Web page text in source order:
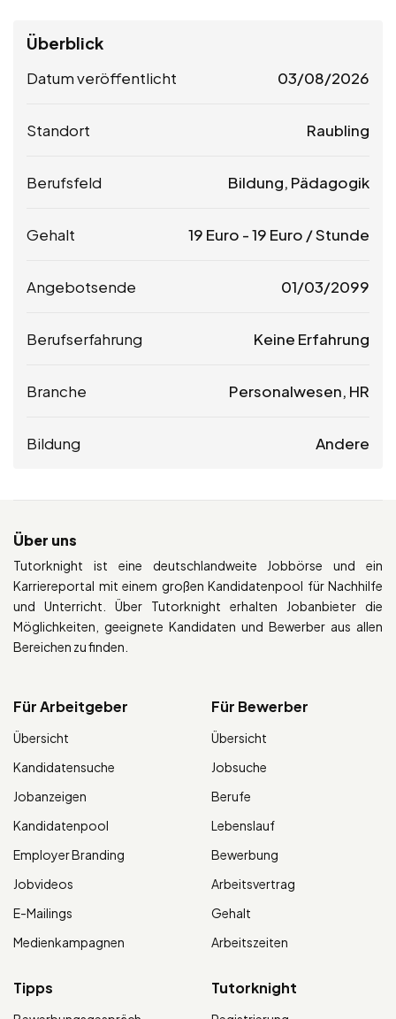
Überblick
Datum veröffentlicht 03/08/2026
Standort Raubling
Berufsfeld Bildung, Pädagogik
Gehalt 19 Euro -19 Euro / Stunde
Angebotsende 01/03/2099
Berufserfahrung Keine Erfahrung
Branche Personalwesen, HR
Bildung Andere
Über uns
Tutorknight ist eine deutschlandweite Jobbörse und ein
Karriereportal mit einem großen Kandidatenpool für Nachhilfe
und Unterricht. Über Tutorknight erhalten Jobanbieter die
Möglichkeiten, geeignete Kandidaten und Bewerber aus allen
Bereichen zu finden.
Für Arbeitgeber
Übersicht
Kandidatensuche
Jobanzeigen
Kandidatenpool
Employer Branding
Jobvideos
E-Mailings
Medienkampagnen
Für Bewerber
Übersicht
Jobsuche
Berufe
Lebenslauf
Bewerbung
Arbeitsvertrag
Gehalt
Arbeitszeiten
Tipps Tutorknight